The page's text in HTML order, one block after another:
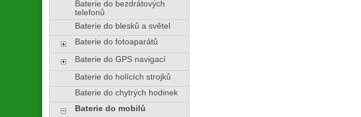
Baterie do bezdrátových
telefonů
Baterie do blesků a světel
Baterie do fotoaparátů
Baterie do GPS navigací
Baterie do holících strojků
Baterie do chytrých hodinek
Baterie do mobilů